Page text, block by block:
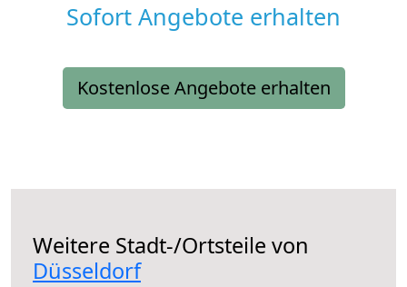
Sofort Angebote erhalten
Kostenlose Angebote erhalten
Weitere Stadt-/Ortsteile von
Düsseldorf